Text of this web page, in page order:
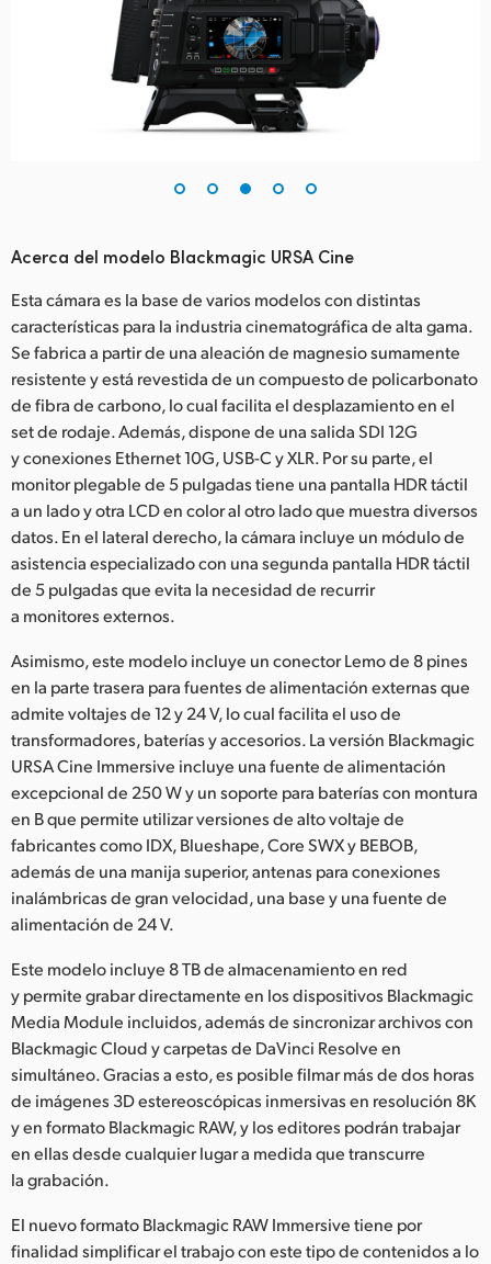
Acerca del modelo Blackmagic URSA Cine
Esta cámara es la base de varios modelos con distintas
características para la industria cinematográfica de alta gama.
Se fabrica a partir de una aleación de magnesio sumamente
resistente y está revestida de un compuesto de policarbonato
de fibra de carbono, lo cual facilita el desplazamiento en el
set de rodaje. Además, dispone de una salida SDI 12G
y conexiones Ethernet 10G, USB-C y XLR. Por su parte, el
monitor plegable de 5 pulgadas tiene una pantalla HDR táctil
a un lado y otra LCD en color al otro lado que muestra diversos
datos. En el lateral derecho, la cámara incluye un módulo de
asistencia especializado con una segunda pantalla HDR táctil
de 5 pulgadas que evita la necesidad de recurrir
a monitores externos.
Asimismo, este modelo incluye un conector Lemo de 8 pines
en la parte trasera para fuentes de alimentación externas que
admite voltajes de 12 y 24 V, lo cual facilita el uso de
transformadores, baterías y accesorios. La versión Blackmagic
URSA Cine Immersive incluye una fuente de alimentación
excepcional de 250 W y un soporte para baterías con montura
en B que permite utilizar versiones de alto voltaje de
fabricantes como IDX, Blueshape, Core SWX y BEBOB,
además de una manija superior, antenas para conexiones
inalámbricas de gran velocidad, una base y una fuente de
alimentación de 24 V.
Este modelo incluye 8 TB de almacenamiento en red
y permite grabar directamente en los dispositivos Blackmagic
Media Module incluidos, además de sincronizar archivos con
Blackmagic Cloud y carpetas de DaVinci Resolve en
simultáneo. Gracias a esto, es posible filmar más de dos horas
de imágenes 3D estereoscópicas inmersivas en resolución 8K
y en formato Blackmagic RAW, y los editores podrán trabajar
en ellas desde cualquier lugar a medida que transcurre
la grabación.
El nuevo formato Blackmagic RAW Immersive tiene por
finalidad simplificar el trabajo con este tipo de contenidos a lo